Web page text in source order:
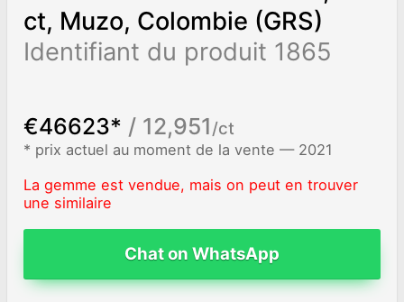
ct, Muzo, Colombie (GRS)
Identifiant du produit 1865
€46623* / 12,951/ct
* prix actuel au moment de la vente — 2021
La gemme est vendue, mais on peut en trouver
une similaire
Chat on WhatsApp